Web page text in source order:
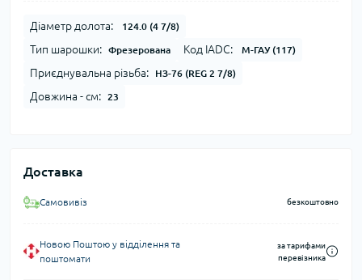
Діаметр долота: 124.0 (4 7/8)
Тип шарошки: Фрезерована Код IADC: М-ГАУ (117)
Приєднувальна різьба: НЗ-76 (REG 2 7/8)
Довжина - см: 23
Доставка
Самовивіз безкоштовно
Новою Поштою у відділення та
поштомати
за тарифами
перевізника